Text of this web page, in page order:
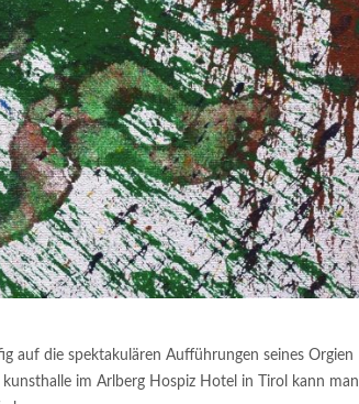
auf die spektakulären Aufführungen seines Orgien
im Arlberg Hospiz Hotel in Tirol kann man